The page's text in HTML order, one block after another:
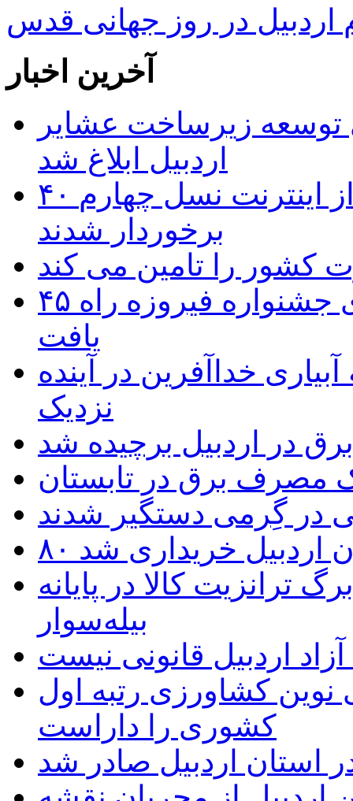
در روز جهانی قدس
آخرین اخبار
برای توسعه زیرساخت عشایر
اردبیل ابلاغ شد
۴۰ روستای شهرستان گِرمی از اینترنت نسل چهارم
برخوردار شدند
۴۵ اثر هنرمندان اردبیلی به غربالگری جشنواره فیروزه راه
یافت
خداآفرین در آینده
نزدیک
مصرف برق در تابستان
در گِرمی دستگیر شدند
اردبیل خریداری شد
کالا در پایانه
بیله‌سوار
اردبیل قانونی نیست
نوین کشاورزی رتبه اول
کشوری را داراست
استان اردبیل صادر شد